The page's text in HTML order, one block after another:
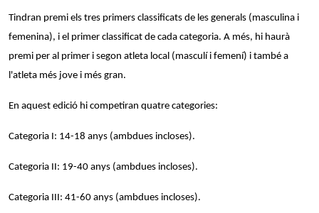
Tindran premi els tres primers classificats de les generals (masculina i
femenina), i el primer classificat de cada categoria. A més, hi haurà
premi per al primer i segon atleta local (masculí i femení) i també a
l'atleta més jove i més gran.
En aquest edició hi competiran quatre categories:
Categoria I: 14-18 anys (ambdues incloses).
Categoria II: 19-40 anys (ambdues incloses).
Categoria III: 41-60 anys (ambdues incloses).